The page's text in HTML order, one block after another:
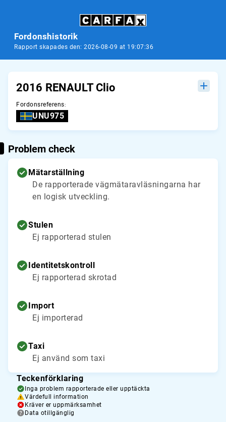
Fordonshistorik
Rapport skapades den: 2026-08-09 at 19:07:36
2016 RENAULT Clio
Fordonsreferens:
UNU975
Problem check
Mätarställning
De rapporterade vägmätaravläsningarna har
en logisk utveckling.
Stulen
Ej rapporterad stulen
Identitetskontroll
Ej rapporterad skrotad
Import
Ej importerad
Taxi
Ej använd som taxi
Teckenförklaring
Inga problem rapporterade eller upptäckta
Värdefull information
Kräver er uppmärksamhet
Data otillgänglig